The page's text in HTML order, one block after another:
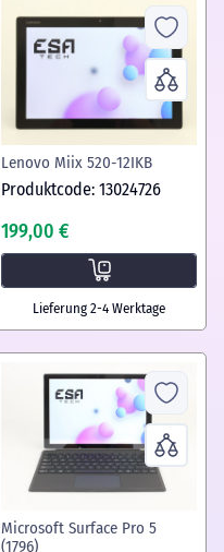
Lenovo Miix 520-12IKB
Produktcode: 13024726
199,00 €
Lieferung 2-4 Werktage
Microsoft Surface Pro 5
(1796)